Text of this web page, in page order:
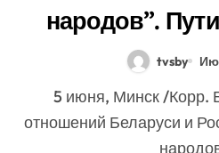
народов”.
БЕЛТА, как
решают
tvsby
5 июня, Минск /Корр. БЕЛТА/. В основе
отношений Беларуси и